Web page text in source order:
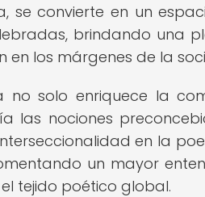
se convierte en un
brindando una
en los márgenes de la
solo enriquece la
las nociones
en la
un mayor
tejido poético global.